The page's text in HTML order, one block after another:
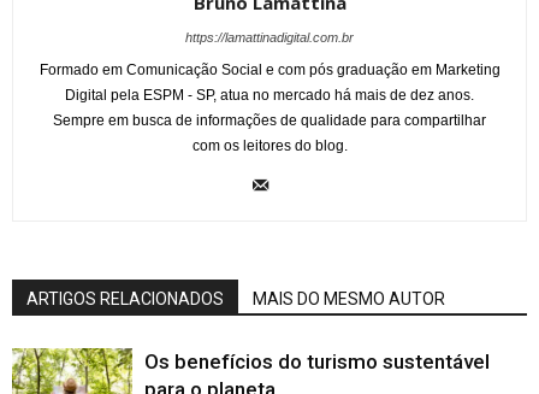
https://lamattinadigital.com.br
Formado em Comunicação Social e com pós graduação em Marketing
Digital pela ESPM - SP, atua no mercado há mais de dez anos.
Sempre em busca de informações de qualidade para compartilhar
com os leitores do blog.
ARTIGOS RELACIONADOS MAIS DO MESMO AUTOR
Os benefícios do turismo sustentável